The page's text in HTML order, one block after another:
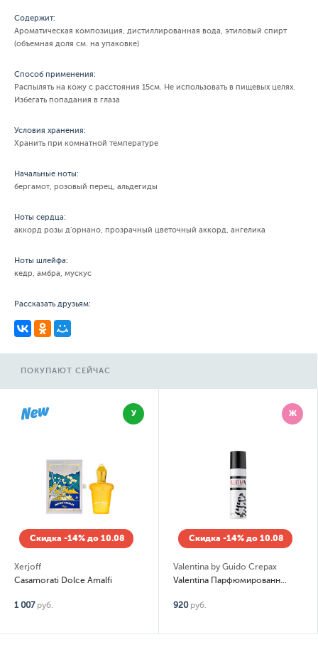
Содержит:
Ароматическая композиция, дистиллированная вода, этиловый спирт
(объемная доля см. на упаковке)
Способ применения:
Распылять на кожу с расстояния 15см. Не использовать в пищевых целях.
Избегать попадания в глаза
Условия хранения:
Хранить при комнатной температуре
Начальные ноты:
бергамот, розовый перец, альдегиды
Ноты сердца:
аккорд розы д'орнано, прозрачный цветочный аккорд, ангелика
Ноты шлейфа:
кедр, амбра, мускус
Рассказать друзьям:
ПОКУПАЮТ СЕЙЧАС
У
Скидка -14% до 10.08
Xerjoff
Casamorati Dolce Amalfi
1 007 руб.
Ж
Скидка -14% до 10.08
Valentina by Guido Crepax
Valentina Парфюмированный дезодарант спрей
920 руб.